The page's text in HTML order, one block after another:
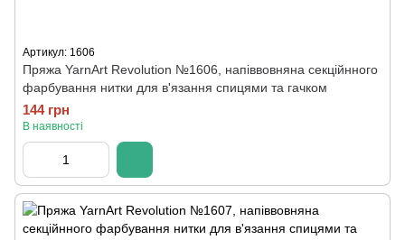
Артикул: 1606
Пряжа YarnArt Revolution №1606, напіввовняна секційнного
фарбування нитки для в'язання спицями та гачком
144 грн
В наявності